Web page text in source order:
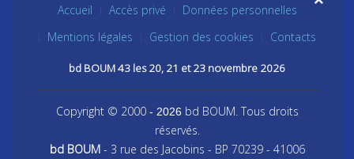
Accueil Accès privé
Données personnelles
Mentions légales
Gestion des cookies Contacts
bd BOUM 43 les 20, 21 et 23 novembre 2026
Copyright © 2000- 2026 bd BOUM. Tous droits
réservés.
bd BOUM- 3 rue des Jacobins - BP 70239 - 41006